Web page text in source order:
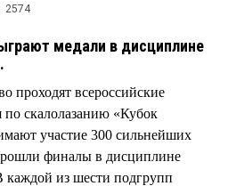
2574
медали в дисциплине
проходят всероссийские
скалолазанию «Кубок
участие 300 сильнейших
финалы в дисциплине
каждой из шести подгрупп